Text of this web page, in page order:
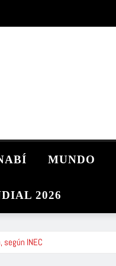
MUNDO
2026
INEC